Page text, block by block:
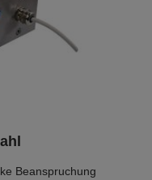
Beanspruchung